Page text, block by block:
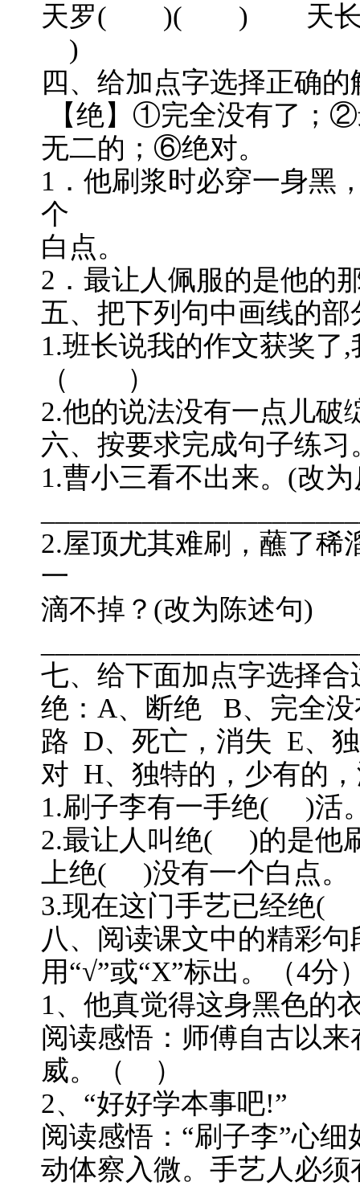
天罗( )( ) 天
)
四、给加点字选择正确
【绝】①完全没有了
无二的；⑥绝对。
1．他刷浆时必穿一身
个
白点。
2．最让人佩服的是他
五、把下列句中画线的
1.班长说我的作文获奖了
（ ）
2.他的说法没有一点儿
六、按要求完成句子练习
1.曹小三看不出来。(改
2.屋顶尤其难刷，蘸了稀
一
滴不掉？(改为陈述句)
七、给下面加点字选择
绝：A、断绝 B、完全
路 D、死亡，消失 E、
对 H、独特的，少有的
1.刷子李有一手绝( )活
2.最让人叫绝( )的是他
上绝( )没有一个白点。
3.现在这门手艺已经绝(
八、阅读课文中的精彩
用“√”或“X”标出。（4分
1、他真觉得这身黑色的
阅读感悟：师傅自古以
威。（ ）
2、“好好学本事吧!”
阅读感悟：“刷子李”心
动体察入微。手艺人必